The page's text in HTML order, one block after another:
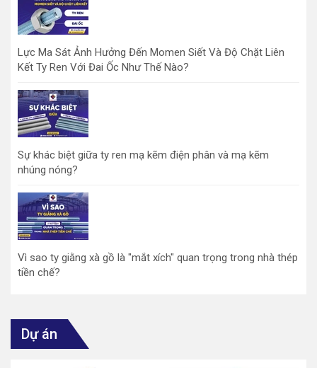
Lực Ma Sát Ảnh Hưởng Đến Momen Siết Và Độ Chặt Liên
Kết Ty Ren Với Đai Ốc Như Thế Nào?
Sự khác biệt giữa ty ren mạ kẽm điện phân và mạ kẽm
nhúng nóng?
Vì sao ty giằng xà gồ là "mắt xích" quan trọng trong nhà thép
tiền chế?
Dự án